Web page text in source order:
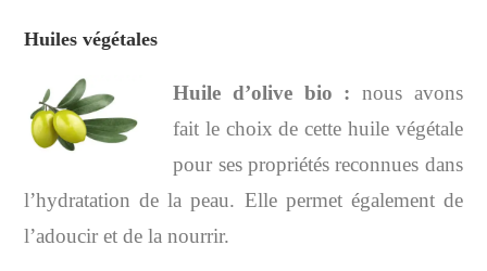
Huiles végétales
Huile d’olive bio : nous avons
fait le choix de cette huile végétale
pour ses propriétés reconnues dans
l’hydratation de la peau. Elle permet également de
l’adoucir et de la nourrir.